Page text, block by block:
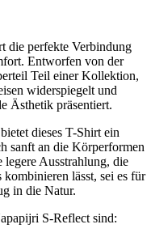
die perfekte Verbindung
Entworfen von der
Teil einer Kollektion,
widerspiegelt und
Ästhetik präsentiert.
dieses T-Shirt ein
sanft an die Körperformen
Ausstrahlung, die
lässt, sei es für
in die Natur.
S-Reflect sind: